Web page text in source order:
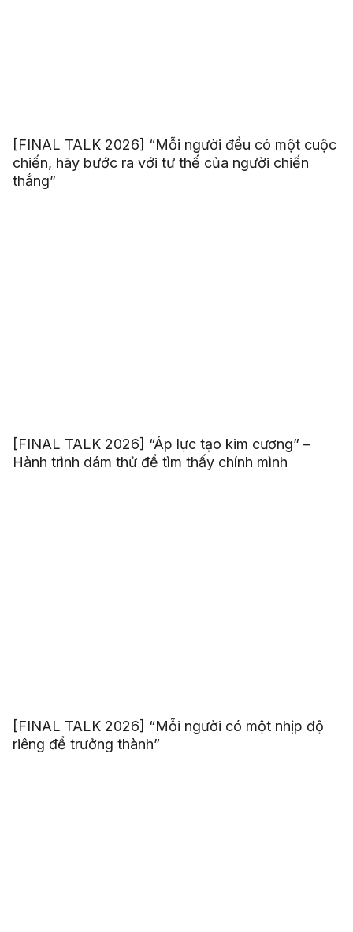
[FINAL TALK 2026] “Mỗi người đều có một cuộc
chiến, hãy bước ra với tư thế của người chiến
thắng”
[FINAL TALK 2026] “Áp lực tạo kim cương” –
Hành trình dám thử để tìm thấy chính mình
[FINAL TALK 2026] “Mỗi người có một nhịp độ
riêng để trưởng thành”